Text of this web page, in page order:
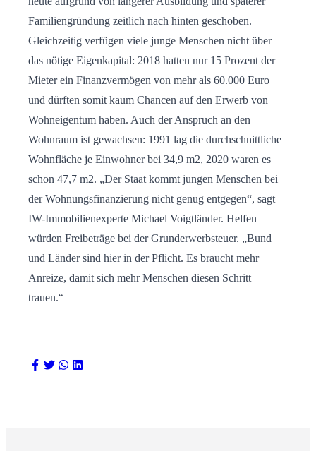
Familiengründung zeitlich nach hinten geschoben.
Gleichzeitig verfügen viele junge Menschen nicht über
das nötige Eigenkapital: 2018 hatten nur 15 Prozent der
Mieter ein Finanzvermögen von mehr als 60.000 Euro
und dürften somit kaum Chancen auf den Erwerb von
Wohneigentum haben. Auch der Anspruch an den
Wohnraum ist gewachsen: 1991 lag die durchschnittliche
Wohnfläche je Einwohner bei 34,9 m2, 2020 waren es
schon 47,7 m2. „Der Staat kommt jungen Menschen bei
der Wohnungsfinanzierung nicht genug entgegen“, sagt
IW-Immobilienexperte Michael Voigtländer. Helfen
würden Freibeträge bei der Grunderwerbsteuer. „Bund
und Länder sind hier in der Pflicht. Es braucht mehr
Anreize, damit sich mehr Menschen diesen Schritt
trauen.“